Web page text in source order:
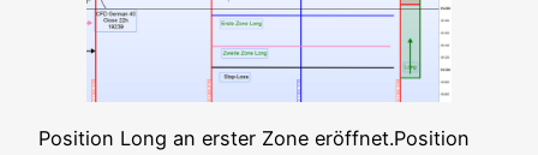
Posi­ti­on Long an ers­ter Zone eröffnet.Position